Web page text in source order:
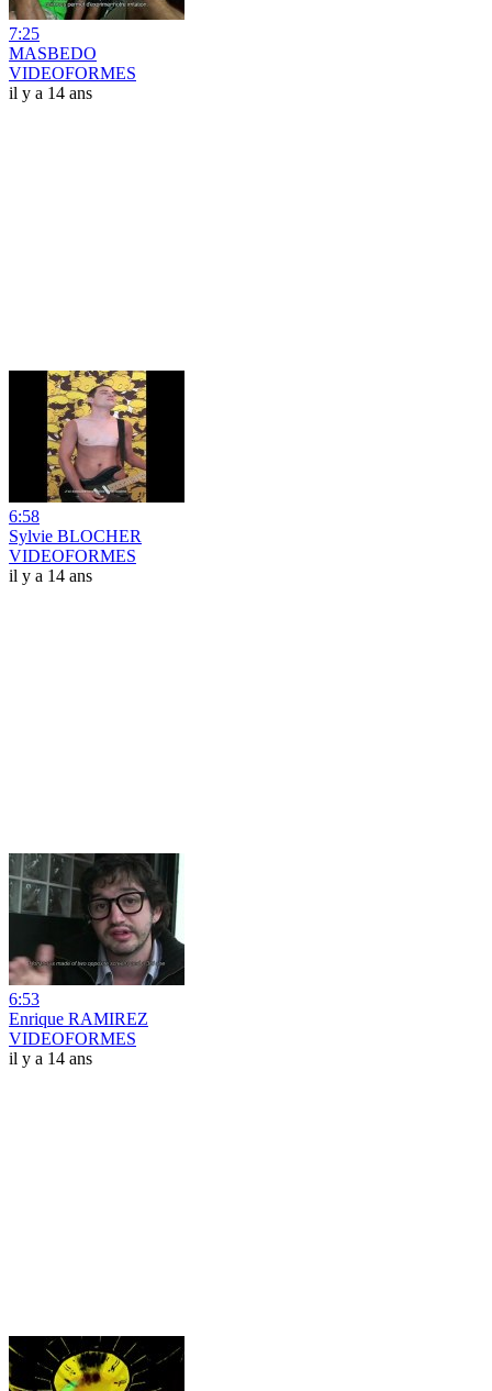
7:25
MASBEDO
VIDEOFORMES
il y a 14 ans
6:58
Sylvie BLOCHER
VIDEOFORMES
il y a 14 ans
6:53
Enrique RAMIREZ
VIDEOFORMES
il y a 14 ans